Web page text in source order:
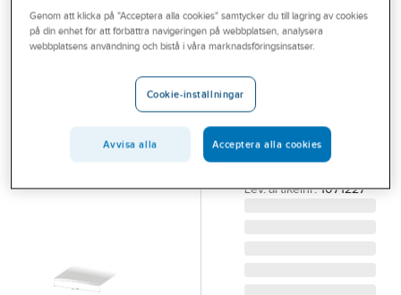
Outlet
Branscher DURI
SKARVLIST ALUM
RÄFFLAD SK7
40X2700MM
Lev. artikelnr: 1071227
Genom att klicka på "Acceptera alla cookies" samtycker du till lagring av cookies
på din enhet för att förbättra navigeringen på webbplatsen, analysera
webbplatsens användning och bistå i våra marknadsföringsinsatser.
Cookie-inställningar
Avvisa alla Acceptera alla cookies